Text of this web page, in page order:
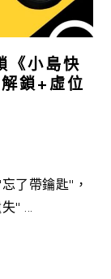
《小島快
鎖+虛位
了帶鑰匙"，
" ...